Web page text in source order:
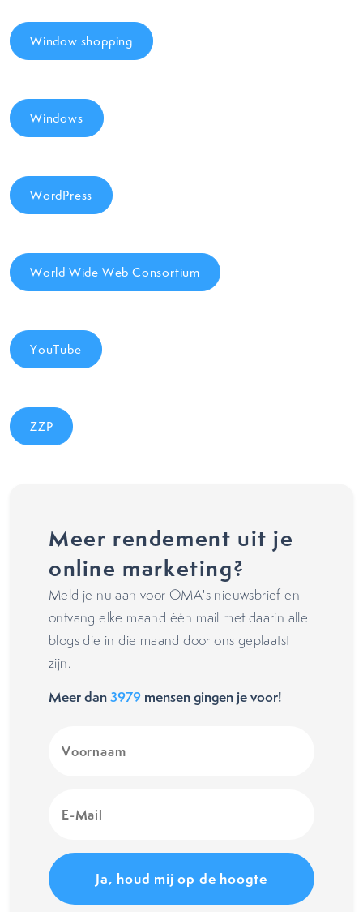
Window shopping
Windows
WordPress
World Wide Web Consortium
YouTube
ZZP
Meer rendement uit je
online marketing?
Meld je nu aan voor OMA's nieuwsbrief en
ontvang elke maand één mail met daarin alle
blogs die in die maand door ons geplaatst
zijn.
Meer dan3979 mensen gingen je voor!
(Vereist)
Mail